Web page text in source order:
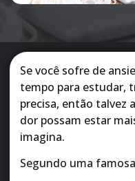
Se você sofre de
tempo para estudar,
precisa, então talvez
dor possam estar
imagina.
Segundo uma